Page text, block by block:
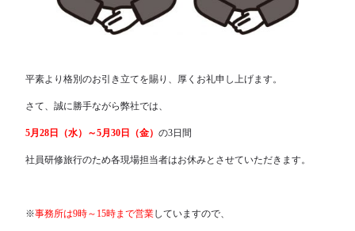
平素より格別のお引き立てを賜り、厚くお礼申し上げます。
さて、誠に勝手ながら弊社では、
5月28日（水）～5月30日（金）の3日間
社員研修旅行のため各現場担当者はお休みとさせていただきます。
※事務所は9時～15時まで営業していますので、